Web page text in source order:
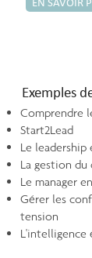
EN SAVOIR
Exemples
Comprendre
Start2Lead
Le leadership
La gestion du
Le manager
Gérer les
tension
L'intelligence